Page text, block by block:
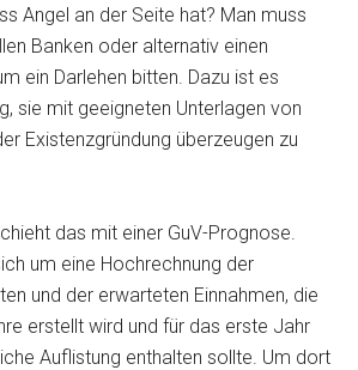
Angel an der Seite hat? Man muss
Banken oder alternativ einen
ein Darlehen bitten. Dazu ist es
sie mit geeigneten Unterlagen von
Existenzgründung überzeugen zu
das mit einer GuV-Prognose.
um eine Hochrechnung der
und der erwarteten Einnahmen, die
erstellt wird und für das erste Jahr
Auflistung enthalten sollte. Um dort